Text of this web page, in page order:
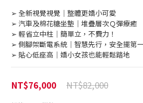
➢ 全新視覺視覺｜整體更嬌小可愛
➢ 汽車及棉花糖坐墊｜堆疊層次Ｑ彈療癒
➢ 輕省立中柱｜簡單立，不費力！
➢ 側腳架斷電系統｜智慧先行，安全擺第
➢ 貼心低座高｜嬌小女孩也能輕鬆踏地
NT$82,000
NT$76,000